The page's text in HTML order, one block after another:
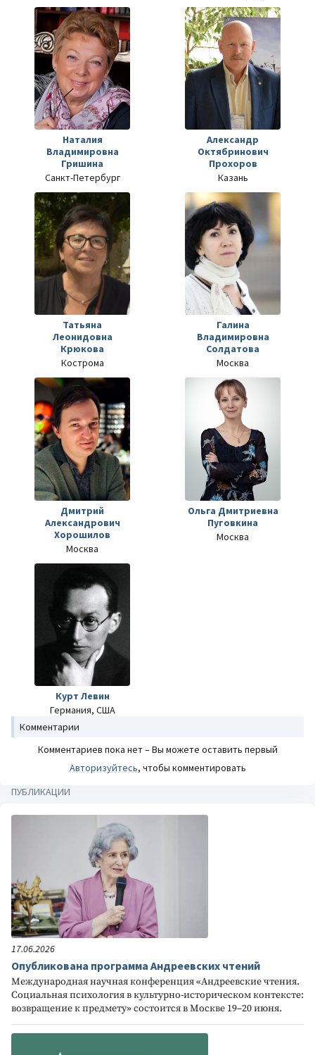
Наталия
Владимировна
Гришина
Санкт-Петербург
Александр
Октябринович
Прохоров
Казань
Татьяна
Леонидовна
Крюкова
Кострома
Галина
Владимировна
Солдатова
Москва
Дмитрий
Александрович
Хорошилов
Москва
Ольга Дмитриевна
Пуговкина
Москва
Курт Левин
Германия, США
Комментарии
Комментариев пока нет – Вы можете оставить первый
Авторизуйтесь, чтобы комментировать
ПУБЛИКАЦИИ
17.06.2026
Опубликована программа Андреевских чтений
Международная научная конференция «Андреевские чтения.
Социальная психология в культурно-историческом контексте:
возвращение к предмету» состоится в Москве 19–20 июня.